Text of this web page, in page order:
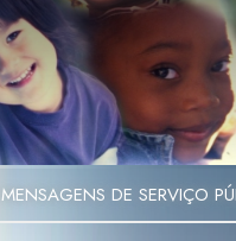
MENSAGENS DE SERVIÇO